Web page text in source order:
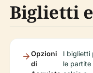
Biglietti
Opzioni
di
I biglietti
le partite